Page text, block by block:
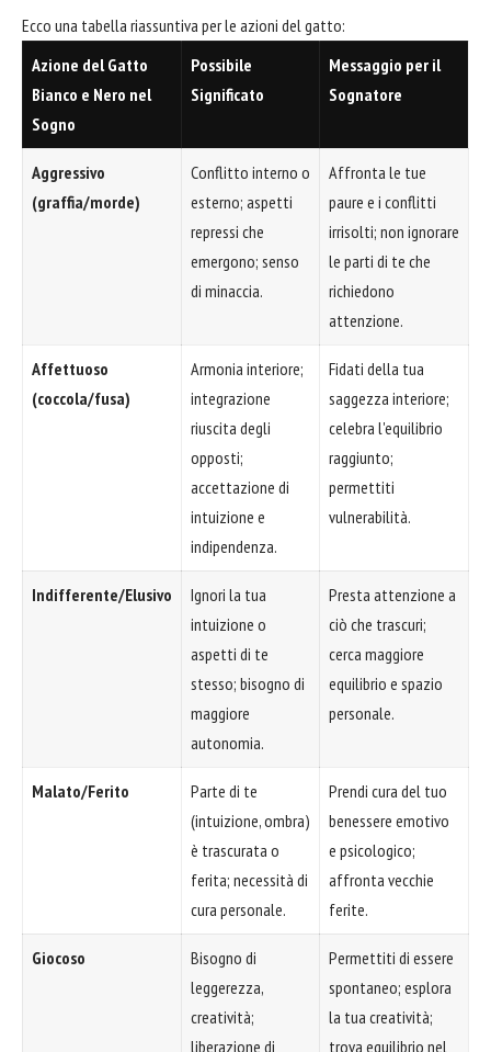
Ecco una tabella riassuntiva per le azioni del gatto:
Azione del Gatto
Bianco e Nero nel
Sogno
Possibile
Significato
Messaggio per il
Sognatore
Aggressivo
(graffia/morde)
Conflitto interno o
esterno; aspetti
repressi che
emergono; senso
di minaccia.
Affronta le tue
paure e i conflitti
irrisolti; non ignorare
le parti di te che
richiedono
attenzione.
Affettuoso
(coccola/fusa)
Armonia interiore;
integrazione
riuscita degli
opposti;
accettazione di
intuizione e
indipendenza.
Fidati della tua
saggezza interiore;
celebra l'equilibrio
raggiunto;
permettiti
vulnerabilità.
Indifferente/Elusivo
Ignori la tua
intuizione o
aspetti di te
stesso; bisogno di
maggiore
autonomia.
Presta attenzione a
ciò che trascuri;
cerca maggiore
equilibrio e spazio
personale.
Malato/Ferito
Parte di te
(intuizione, ombra)
è trascurata o
ferita; necessità di
cura personale.
Prendi cura del tuo
benessere emotivo
e psicologico;
affronta vecchie
ferite.
Giocoso
Bisogno di
leggerezza,
creatività;
liberazione di
Permettiti di essere
spontaneo; esplora
la tua creatività;
trova equilibrio nel